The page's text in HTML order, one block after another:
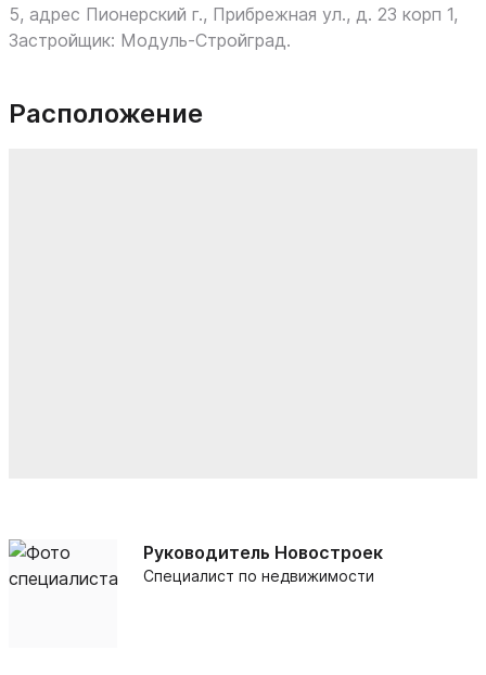
5, адрес Пионерский г., Прибрежная ул., д. 23 корп 1,
Застройщик: Модуль-Стройград.
Расположение
Руководитель Новостроек
Специалист по недвижимости